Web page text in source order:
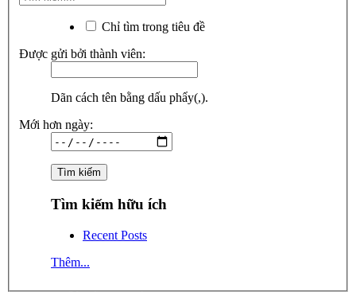
Chỉ tìm trong tiêu đề
Được gửi bởi thành viên:
Dãn cách tên bằng dấu phẩy(,).
Mới hơn ngày:
Tìm kiếm hữu ích
Recent Posts
Thêm...